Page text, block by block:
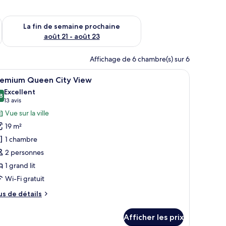
août 14 - août 16
La fin de semaine prochaine
août 21 - août 23
Vérifier la disponibilité pour la fin de semaine prochaine août
Affichage de 6 chambre(s) sur 6
ville.
grand lit, une table de chevet, une commode, une fenêtre donnant sur
:
Une chambre d’hôtel moderne avec un
6 Queen City View
sur 10
Excellent
13 avis
(13 avis)
Vue sur la ville
19 m²
1 chambre
2 personnes
1 grand lit
Wi-Fi gratuit
de détails
Afficher les prix